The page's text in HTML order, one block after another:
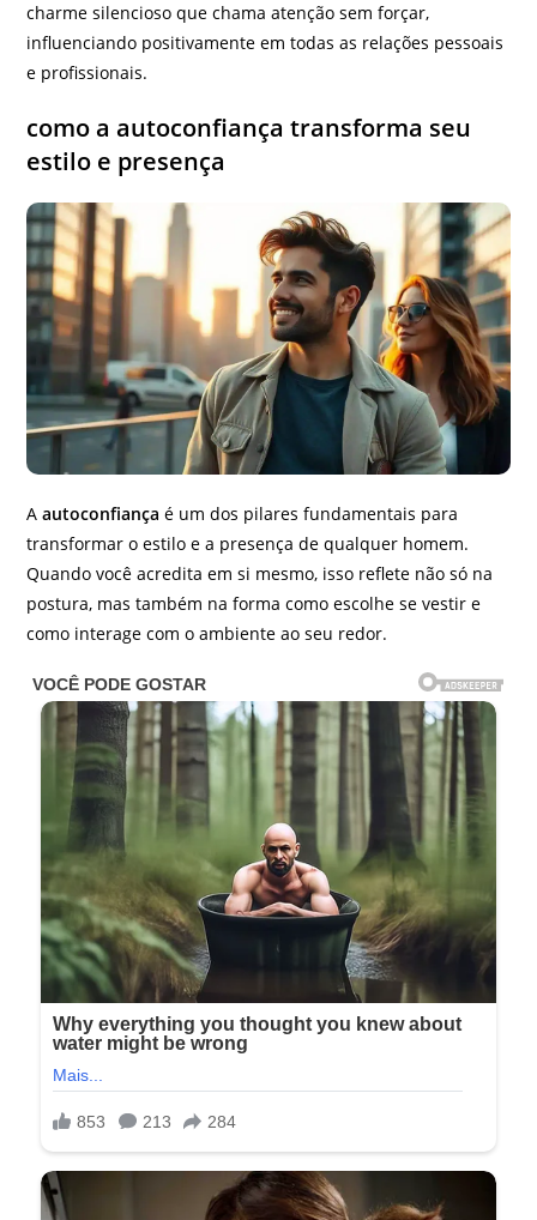
charme silencioso que chama atenção sem forçar,
influenciando positivamente em todas as relações pessoais
e profissionais.
como a autoconfiança transforma seu
estilo e presença
Aautoconfiança é um dos pilares fundamentais para
transformar o estilo e a presença de qualquer homem.
Quando você acredita em si mesmo, isso reflete não só na
postura, mas também na forma como escolhe se vestir e
como interage com o ambiente ao seu redor.